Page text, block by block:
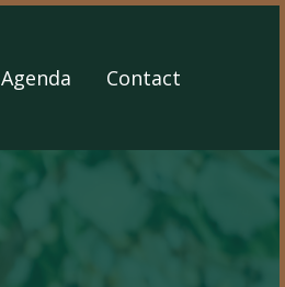
Agenda Contact